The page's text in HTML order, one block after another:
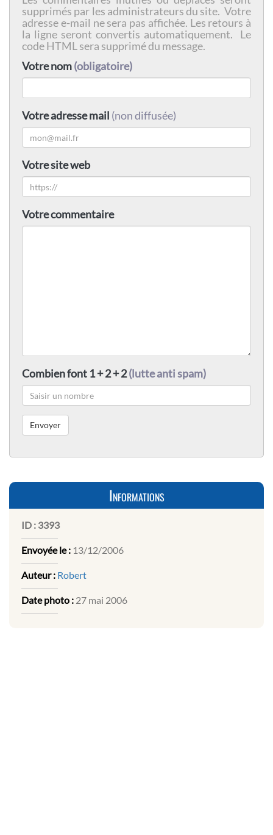
supprimés par les administrateurs du site. Votre
adresse e-mail ne sera pas affichée. Les retours à
la ligne seront convertis automatiquement. Le
code HTML sera supprimé du message.
Votre nom(obligatoire)
Votre adresse mail (non diffusée)
Votre site web
Votre commentaire
Combien font 1 + 2 + 2(lutte anti spam)
Informations
ID : 3393
Envoyée le : 13/12/2006
Auteur : Robert
Date photo : 27 mai 2006